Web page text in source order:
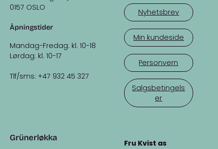
0157 OSLO
Åpningstider
Mandag-Fredag: kl. 10-18
Lørdag: kl. 10-17
Tlf/sms: +47 932 45 327
Grünerløkka
Nyhetsbrev
Min kundeside
Personvern
Salgsbetingels
er
Fru Kvist as